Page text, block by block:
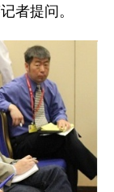
者提问。